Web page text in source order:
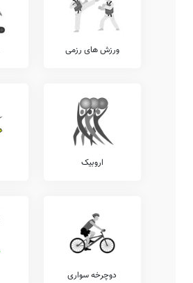
ورزش های رزمی
اروبیک
دوچرخه سواری